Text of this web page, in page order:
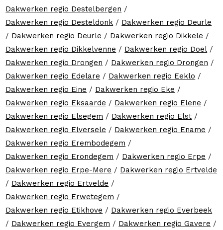
Dakwerken regio Destelbergen /
Dakwerken regio Desteldonk / Dakwerken regio Deurle
/ Dakwerken regio Deurle / Dakwerken regio Dikkele /
Dakwerken regio Dikkelvenne / Dakwerken regio Doel /
Dakwerken regio Drongen / Dakwerken regio Drongen /
Dakwerken regio Edelare / Dakwerken regio Eeklo /
Dakwerken regio Eine / Dakwerken regio Eke /
Dakwerken regio Eksaarde / Dakwerken regio Elene /
Dakwerken regio Elsegem / Dakwerken regio Elst /
Dakwerken regio Elversele / Dakwerken regio Ename /
Dakwerken regio Erembodegem /
Dakwerken regio Erondegem / Dakwerken regio Erpe /
Dakwerken regio Erpe-Mere / Dakwerken regio Ertvelde
/ Dakwerken regio Ertvelde /
Dakwerken regio Erwetegem /
Dakwerken regio Etikhove / Dakwerken regio Everbeek
/ Dakwerken regio Evergem / Dakwerken regio Gavere /